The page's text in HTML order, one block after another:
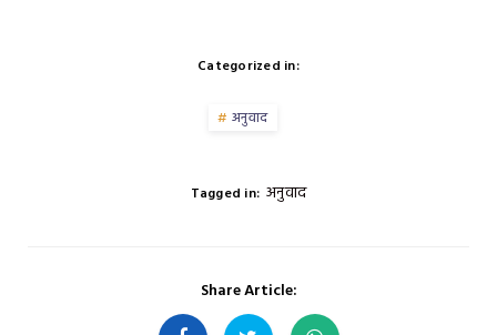
Categorized in:
अनुवाद
Tagged in: अनुवाद
Share Article: